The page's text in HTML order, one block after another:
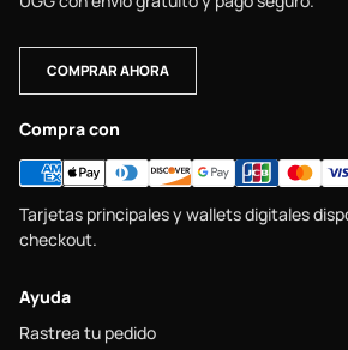
COMPRAR AHORA
Compra con
Tarjetas principales y wallets digitales
checkout.
Ayuda
Rastrea tu pedido